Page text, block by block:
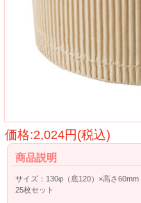
価格:2,024円(税込)
商品説明
サイズ：130φ（底120）×高さ60mm
25枚セット